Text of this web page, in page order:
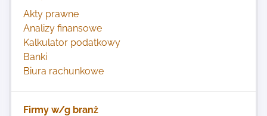
Akty prawne
Analizy finansowe
Kalkulator podatkowy
Banki
Biura rachunkowe
Firmy w/g branż